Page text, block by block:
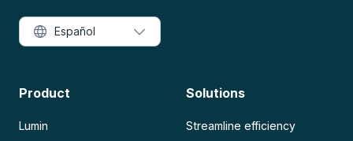
Product
Lumin
Solutions
Streamline efficiency
Español